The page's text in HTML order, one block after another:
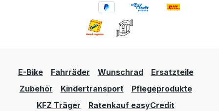
E-Bike Fahrräder Wunschrad
Ersatzteile
Zubehör
Kindertransport
Pflegeprodukte
KFZ Träger
Ratenkauf easyCredit